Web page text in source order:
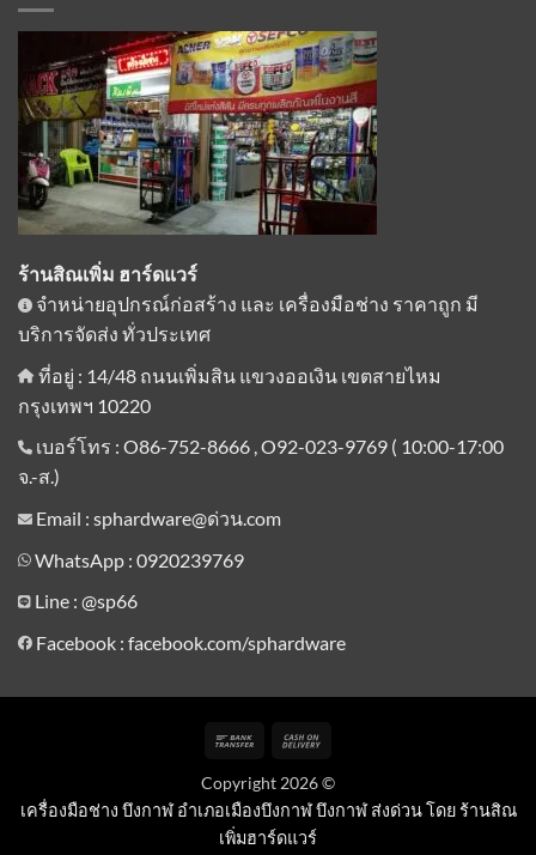
ร้านสิณเพิ่ม ฮาร์ดแวร์
จำหน่ายอุปกรณ์ก่อสร้าง และ เครื่องมือช่าง ราคาถูก มี
บริการจัดส่ง ทั่วประเทศ
ที่อยู่ : 14/48 ถนนเพิ่มสิน แขวงออเงิน เขตสายไหม
กรุงเทพฯ 10220
เบอร์โทร : O86-752-8666 , O92-023-9769 ( 10:00-17:00
จ.-ส.)
Email : sphardware@ด่วน.com
WhatsApp : 0920239769
Line : @sp66
Facebook : facebook.com/sphardware
Bank
Delivery
Copyright 2026 ©
เครื่องมือช่าง บึงกาฬ อำเภอเมืองบึงกาฬ บึงกาฬ ส่งด่วน โดย ร้านสิณ
เพิ่มฮาร์ดแวร์